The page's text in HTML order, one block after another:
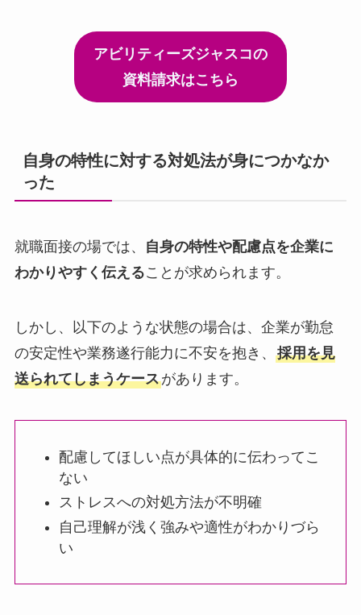
アビリティーズジャスコの
資料請求はこちら
自身の特性に対する対処法が身につかなか
った
就職面接の場では、
自身の特性や配慮点を企業に
わかりやすく伝えることが求められます。
しかし、以下のような状態の場合は、企業が勤怠
の安定性や業務遂行能力に不安を抱き、 採用を見
送られてしまうケースがあります。
配慮してほしい点が具体的に伝わってこ
ない
ストレスへの対処方法が不明確
自己理解が浅く強みや適性がわかりづら
い